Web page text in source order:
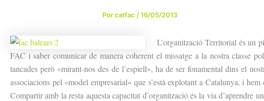
Porcatfac /16/05/2013
L’organització Territorial és un
FAC i saber comunicar de manera coherent el missatge a la nostra classe
tancades però «mirant-nos des de l’espiell», ha de ser fonamental dins el
associacions pel «model empresarial» que s’està explotant a Catalunya, i
Compartir amb la resta aquesta capacitat d’organització és la via d’aprendre